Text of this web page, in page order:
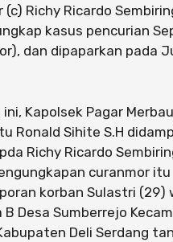
(c) Richy Ricardo
kasus pencurian
dan dipaparkan pada
Kapolsek Pagar
Ronald Sihite S.H
Richy Ricardo
curanmor itu
korban Sulastri (29)
B Desa Sumberrejo
Deli Serdang